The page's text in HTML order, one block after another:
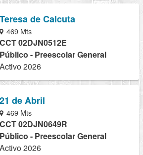
Teresa de Calcuta
469 Mts
CCT 02DJN0512E
Público - Preescolar General
Activo 2026
21 de Abril
469 Mts
CCT 02DJN0649R
Público - Preescolar General
Activo 2026